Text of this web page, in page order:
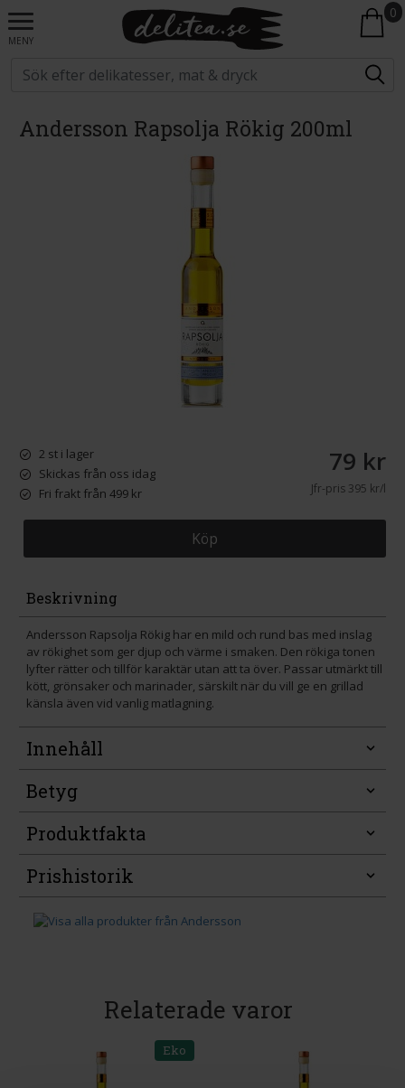
MENY
0
Andersson Rapsolja Rökig 200ml
2 st i lager
Skickas från oss idag
Fri frakt från 499 kr
79 kr
Jfr-pris395 kr/l
Köp
Beskrivning
Andersson Rapsolja Rökig har en mild och rund bas med inslag
av rökighet som ger djup och värme i smaken. Den rökiga tonen
lyfter rätter och tillför karaktär utan att ta över. Passar utmärkt till
kött, grönsaker och marinader, särskilt när du vill ge en grillad
känsla även vid vanlig matlagning.
Innehåll
Betyg
Produktfakta
Prishistorik
Relaterade varor
Eko